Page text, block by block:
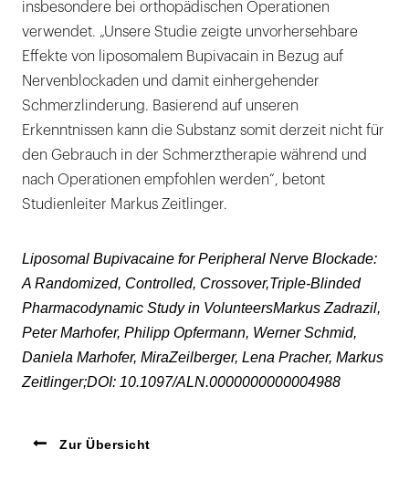
insbesondere bei orthopädischen Operationen
verwendet. „Unsere Studie zeigte unvorhersehbare
Effekte von liposomalem Bupivacain in Bezug auf
Nervenblockaden und damit einhergehender
Schmerzlinderung. Basierend auf unseren
Erkenntnissen kann die Substanz somit derzeit nicht für
den Gebrauch in der Schmerztherapie während und
nach Operationen empfohlen werden“, betont
Studienleiter Markus Zeitlinger.
Liposomal Bupivacaine for Peripheral Nerve Blockade:
A Randomized, Controlled, Crossover,Triple-Blinded
Pharmacodynamic Study in VolunteersMarkus Zadrazil,
Peter Marhofer, Philipp Opfermann, Werner Schmid,
Daniela Marhofer, MiraZeilberger, Lena Pracher, Markus
Zeitlinger;DOI: 10.1097/ALN.0000000000004988
Zur Übersicht